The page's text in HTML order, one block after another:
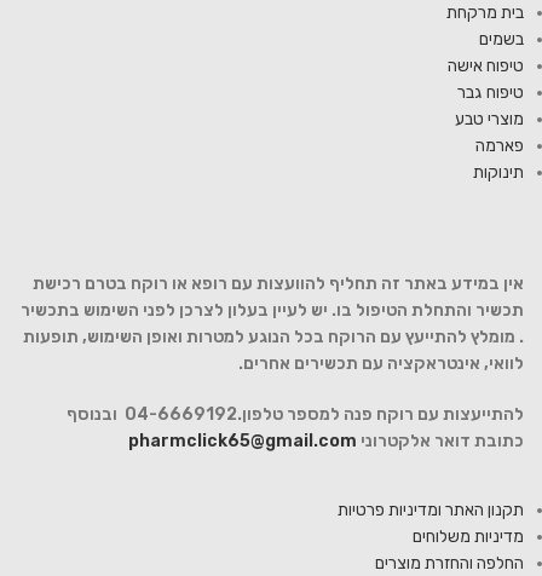
בית מרקחת
בשמים
טיפוח אישה
טיפוח גבר
מוצרי טבע
פארמה
תינוקות
אין במידע באתר זה תחליף להוועצות עם רופא או רוקח בטרם רכישת
תכשיר והתחלת הטיפול בו. יש לעיין בעלון לצרכן לפני השימוש בתכשיר
. מומלץ להתייעץ עם הרוקח בכל הנוגע למטרות ואופן השימוש, תופעות
לוואי, אינטראקציה עם תכשירים אחרים.
להתייעצות עם רוקח פנה למספר טלפון.04-6669192 ובנוסף
כתובת דואר אלקטרוני pharmclick65@gmail.com
תקנון האתר ומדיניות פרטיות
מדיניות משלוחים
החלפה והחזרת מוצרים